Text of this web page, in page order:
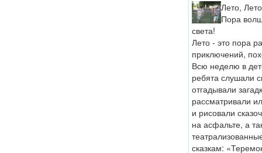
Лето,
Пора
света!
Лето - это пора
приключений,
Всю неделю в
ребята слушали
отгадывали
рассматривали
и рисовали
на асфальте, а
сказкам: